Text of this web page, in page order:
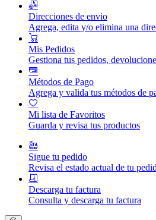
Direcciones de envio
Agrega, edita y/o elimina una
Mis Pedidos
Gestiona tus pedidos,
Métodos de Pago
Agrega y valida tus métodos de
Mi lista de Favoritos
Guarda y revisa tus productos
Sigue tu pedido
Revisa el estado actual de tu
Descarga tu factura
Consulta y descarga tu factura